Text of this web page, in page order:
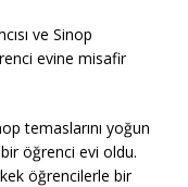
ve Sinop
evine misafir
temaslarını yoğun
öğrenci evi oldu.
öğrencilerle bir